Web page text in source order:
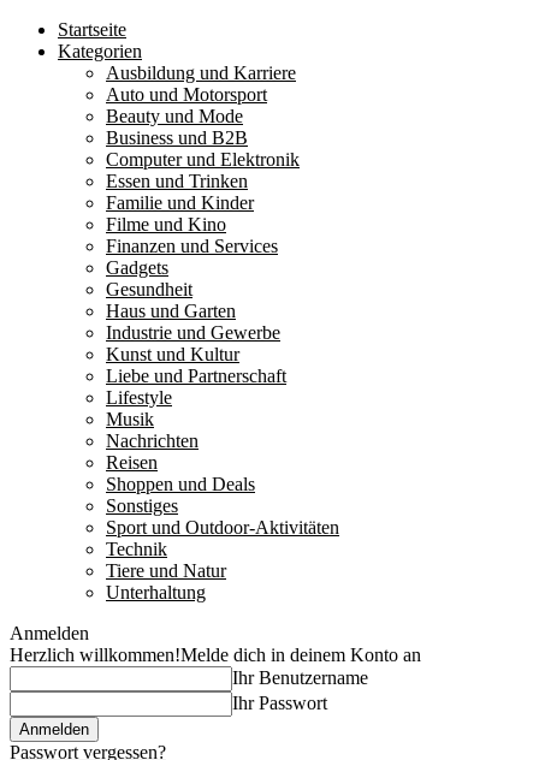
Startseite
Kategorien
Ausbildung und Karriere
Auto und Motorsport
Beauty und Mode
Business und B2B
Computer und Elektronik
Essen und Trinken
Familie und Kinder
Filme und Kino
Finanzen und Services
Gadgets
Gesundheit
Haus und Garten
Industrie und Gewerbe
Kunst und Kultur
Liebe und Partnerschaft
Lifestyle
Musik
Nachrichten
Reisen
Shoppen und Deals
Sonstiges
Sport und Outdoor-Aktivitäten
Technik
Tiere und Natur
Unterhaltung
Anmelden
Herzlich willkommen!Melde dich in deinem Konto an
Ihr Benutzername
Ihr Passwort
Passwort vergessen?